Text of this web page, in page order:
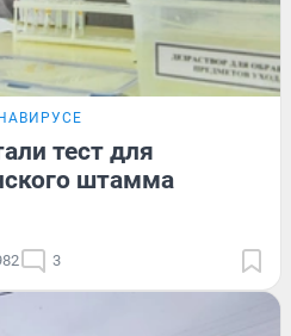
тест для
штамма
3